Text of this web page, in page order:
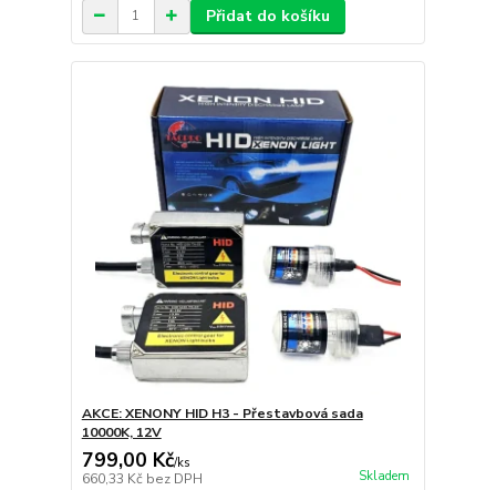
Přidat do košíku
AKCE: XENONY HID H3 - Přestavbová sada
10000K, 12V
799,00 Kč/ks
660,33 Kč bez DPH Skladem